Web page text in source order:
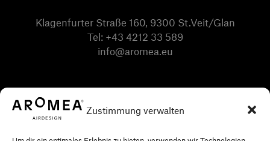
Zustimmung verwalten
Klagenfurter Straße 160, 9300 St.Veit/Glan
Tel: +43 4212 33 589
info@aromea.eu